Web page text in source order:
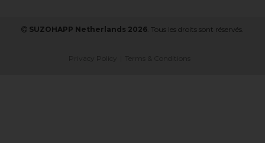
SUZOHAPP Netherlands 2026 . Tous les droits sont réservés.